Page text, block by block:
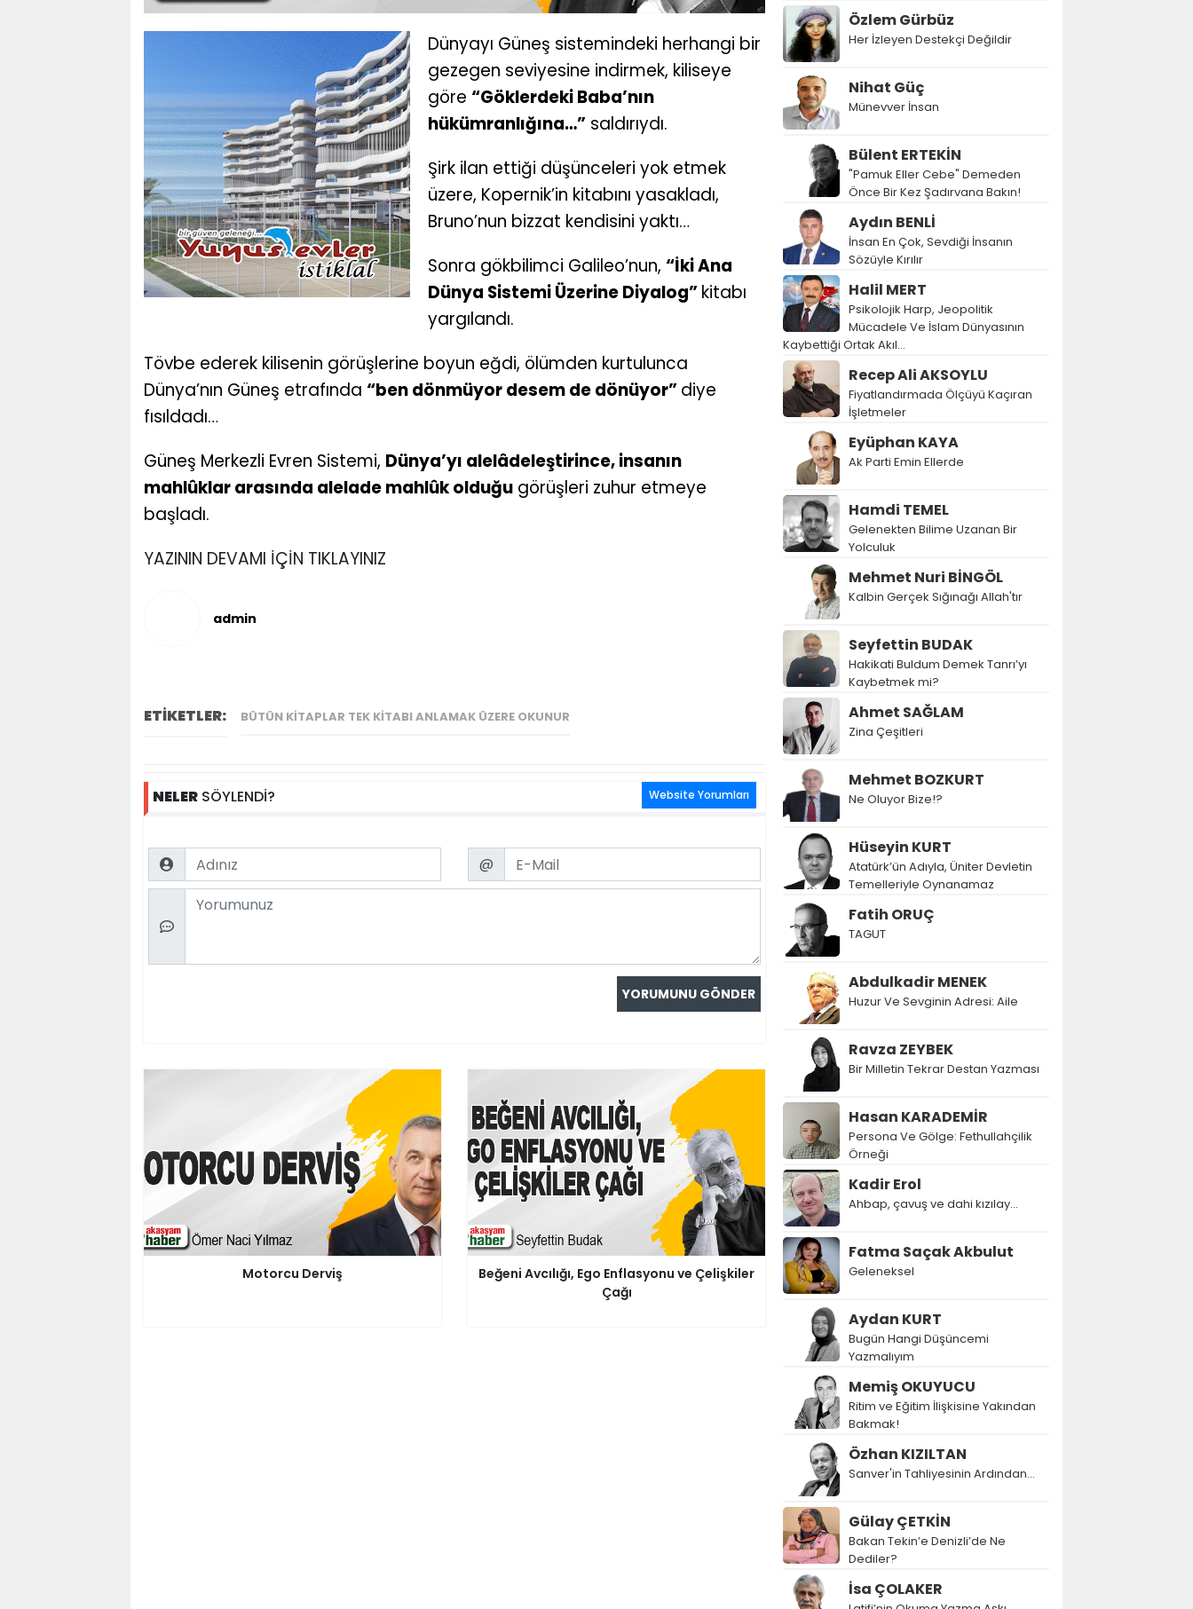
Dünyayı Güneş sistemindeki herhangi bir
gezegen seviyesine indirmek, kiliseye
göre “Göklerdeki Baba’nın
hükümranlığına…” saldırıydı.
Şirk ilan ettiği düşünceleri yok etmek
üzere, Kopernik’in kitabını yasakladı,
Bruno’nun bizzat kendisini yaktı…
Sonra gökbilimci Galileo’nun, “İki Ana
Dünya Sistemi Üzerine Diyalog”kitabı
yargılandı.
Tövbe ederek kilisenin görüşlerine boyun eğdi, ölümden kurtulunca
Dünya’nın Güneş etrafında “ben dönmüyor desem de dönüyor”diye
fısıldadı…
Güneş Merkezli Evren Sistemi, Dünya’yı alelâdeleştirince, insanın
mahlûklar arasında alelade mahlûk olduğu görüşleri zuhur etmeye
başladı.
YAZININ DEVAMI İÇİN TIKLAYINIZ
admin
ETİKETLER: BÜTÜN KITAPLAR TEK KITABI ANLAMAK ÜZERE OKUNUR
NELER SÖYLENDİ? Website Yorumları
Name Email
@
Comment
Motorcu Derviş
Beğeni Avcılığı, Ego Enflasyonu ve Çelişkiler
Çağı
Özlem Gürbüz
Her İzleyen Destekçi Değildir
Nihat Güç
Münevver İnsan
Bülent ERTEKİN
"Pamuk Eller Cebe" Demeden
Önce Bir Kez Şadırvana Bakın!
Aydın BENLİ
İnsan En Çok, Sevdiği İnsanın
Sözüyle Kırılır
Halil MERT
Psikolojik Harp, Jeopolitik
Mücadele Ve İslam Dünyasının
Kaybettiği Ortak Akıl…
Recep Ali AKSOYLU
Fiyatlandırmada Ölçüyü Kaçıran
İşletmeler
Eyüphan KAYA
Ak Parti Emin Ellerde
Hamdi TEMEL
Gelenekten Bilime Uzanan Bir
Yolculuk
Mehmet Nuri BİNGÖL
Kalbin Gerçek Sığınağı Allah'tır
Seyfettin BUDAK
Hakikati Buldum Demek Tanrı’yı
Kaybetmek mi?
Ahmet SAĞLAM
Zina Çeşitleri
Mehmet BOZKURT
Ne Oluyor Bize!?
Hüseyin KURT
Atatürk’ün Adıyla, Üniter Devletin
Temelleriyle Oynanamaz
Fatih ORUÇ
TAGUT
Abdulkadir MENEK
Huzur Ve Sevginin Adresi: Aile
Ravza ZEYBEK
Bir Milletin Tekrar Destan Yazması
Hasan KARADEMİR
Persona Ve Gölge: Fethullahçilik
Örneği
Kadir Erol
Ahbap, çavuş ve dahi kızılay...
Fatma Saçak Akbulut
Geleneksel
Aydan KURT
Bugün Hangi Düşüncemi
Yazmalıyım
Memiş OKUYUCU
Ritim ve Eğitim İlişkisine Yakından
Bakmak!
Özhan KIZILTAN
Sanver'in Tahliyesinin Ardından…
Gülay ÇETKİN
Bakan Tekin’e Denizli’de Ne
Dediler?
İsa ÇOLAKER